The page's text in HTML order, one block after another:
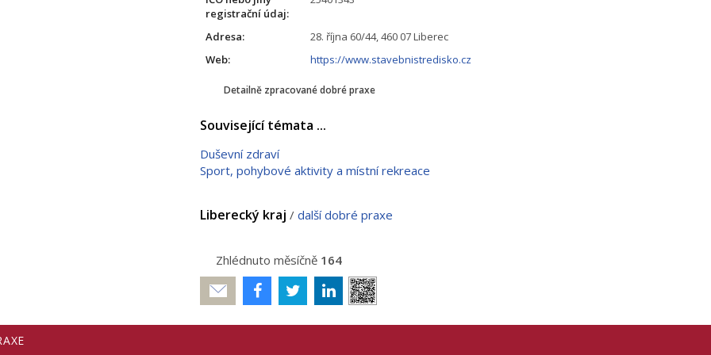
registrační údaj:
Adresa:
28. října 60/44, 460 07 Liberec
Web:
https://www.stavebnistredisko.cz
Detailně zpracované dobré praxe
Související témata ...
Duševní zdraví
Sport, pohybové aktivity a místní rekreace
Liberecký kraj/další dobré praxe
Zhlédnuto měsíčně 164
Poslat